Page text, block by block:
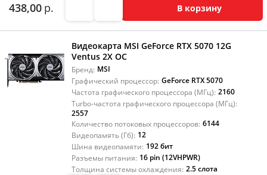
438,00 р. В корзину
Видеокарта MSI GeForce RTX 5070 12G
Ventus 2X OC
Бренд: MSI
Графический процессор: GeForce RTX 5070
Частота графического процессора (МГц): 2160
Turbo-частота графического процессора (МГц):
2557
Количество потоковых процессоров: 6144
Видеопамять (Гб): 12
Шина видеопамяти: 192 бит
Разъемы питания: 16 pin (12VHPWR)
Толщина системы охлаждения: 2.5 слота